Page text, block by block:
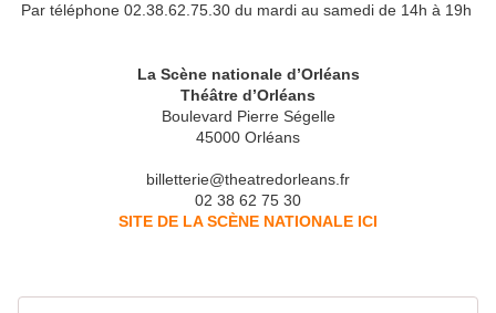
Par téléphone 02.38.62.75.30 du mardi au samedi de 14h à 19h
La Scène nationale d’Orléans
Théâtre d’Orléans
Boulevard Pierre Ségelle
45000 Orléans
billetterie@theatredorleans.fr
02 38 62 75 30
SITE DE LA SCÈNE NATIONALE ICI